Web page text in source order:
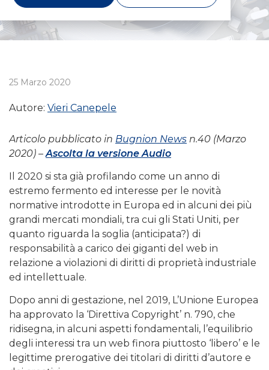
25 Marzo 2020
Autore: Vieri Canepele
Articolo pubblicato in Bugnion News n.40 (Marzo
2020) –Ascolta la versione Audio
Il 2020 si sta già profilando come un anno di
estremo fermento ed interesse per le novità
normative introdotte in Europa ed in alcuni dei più
grandi mercati mondiali, tra cui gli Stati Uniti, per
quanto riguarda la soglia (anticipata?) di
responsabilità a carico dei giganti del web in
relazione a violazioni di diritti di proprietà industriale
ed intellettuale.
Dopo anni di gestazione, nel 2019, L’Unione Europea
ha approvato la ‘Direttiva Copyright’ n. 790, che
ridisegna, in alcuni aspetti fondamentali, l’equilibrio
degli interessi tra un web finora piuttosto ‘libero’ e le
legittime prerogative dei titolari di diritti d’autore e